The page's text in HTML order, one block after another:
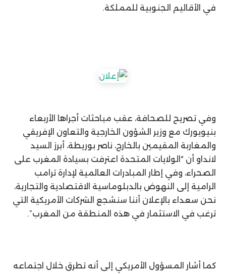
في الأقاليم الجنوبية للمملكة.
وفي تصريح للصحافة، عقب مباحثات أجراها الأربعاء
بنيويورك مع وزير الشؤون الخارجية والتعاون الإفريقي
والمغاربة المقيمين بالخارج، ناصر بوريطة، أبرز السيد
لانداو أن “الولايات المتحدة اعترفت بسيادة المغرب على
الصحراء، وفي إطار المبادرات العالمية لإدارة ترامب
الرامية إلى النهوض بالدبلوماسية الاقتصادية والتجارية،
نحن سعداء بالإعلان أننا سنشجع الشركات الأمريكية التي
ترغب في الاستثمار في هذه المنطقة من المغرب”.
كما أشار المسؤول الأمريكي إلى أنه تطرق خلال اجتماعه